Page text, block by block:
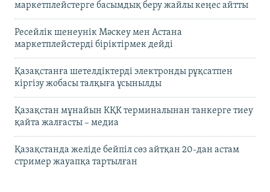
маркетплейстерге басымдық беру жайлы кеңес айтты
Ресейлік шенеунік Мәскеу мен Астана
маркетплейстерді біріктірмек дейді
Қазақстанға шетелдіктерді электронды рұқсатпен
кіргізу жобасы талқыға ұсынылды
Қазақстан мұнайын КҚК терминалынан танкерге тиеу
қайта жалғасты – медиа
Қазақстанда желіде бейпіл сөз айтқан 20-дан астам
стример жауапқа тартылған